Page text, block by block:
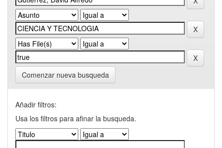
Comenzar nueva busqueda
Añadir filtros:
Usa los filtros para afinar la busqueda.